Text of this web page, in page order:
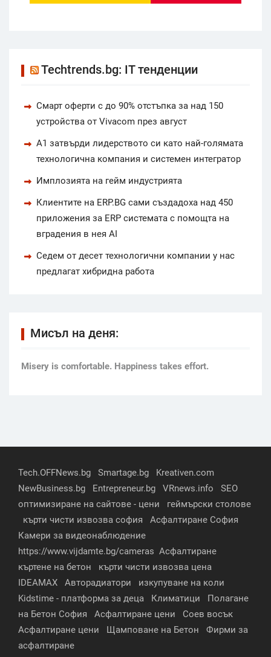
Techtrends.bg: IT тенденции
Смарт оферти с до 90% отстъпка за над 150
устройства от Vivacom през август
А1 затвърди лидерството си като най-голямата
технологична компания и системен интегратор
Имплозията на гейм индустрията
Клиентите на ERP.BG сами създадоха над 450
приложения за ERP системата с помощта на
вградения в нея AI
Седем от десет технологични компании у нас
предлагат хибридна работа
Мисъл на деня:
Мisery is comfortable. Happiness takes effort.
Tech.OFFNews.bg Smartage.bg
Kreativen.com
NewBusiness.bg
Entrepreneur.bg VRnews.info
SEO
оптимизиране на сайтове - цени
геймърски столове
кърти чисти извозва софия
Асфалтиране София
Камери за видеонаблюдение
https://www.vijdamte.bg/cameras Асфалтиране
къртене на бетон
кърти чисти извозва цена
IDEAMAX
Авторадиатори
изкупуване на коли
Kidstime - платформа за деца
Климатици
Полагане
на Бетон София
Асфалтиране цени
Соев восък
Асфалтиране цени
Щамповане на Бетон
Фирми за
асфалтиране